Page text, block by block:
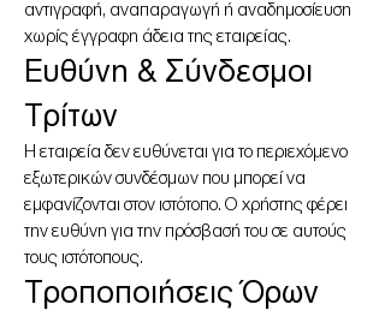
αντιγραφή, αναπαραγωγή ή αναδημοσίευση
χωρίς έγγραφη άδεια της εταιρείας.
Ευθύνη & Σύνδεσμοι
Τρίτων
Η εταιρεία δεν ευθύνεται για το περιεχόμενο
εξωτερικών συνδέσμων που μπορεί να
εμφανίζονται στον ιστότοπο. Ο χρήστης φέρει
την ευθύνη για την πρόσβασή του σε αυτούς
τους ιστότοπους.
Τροποποιήσεις Όρων